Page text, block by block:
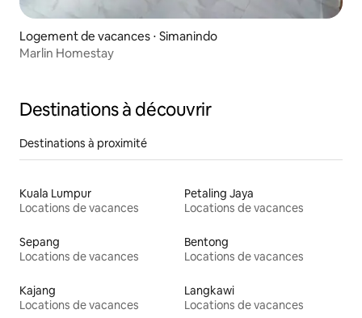
Logement de vacances ⋅ Simanindo
Marlin Homestay
Destinations à découvrir
Destinations à proximité
Kuala Lumpur
Locations de vacances
Petaling Jaya
Locations de vacances
Sepang
Locations de vacances
Bentong
Locations de vacances
Kajang
Locations de vacances
Langkawi
Locations de vacances